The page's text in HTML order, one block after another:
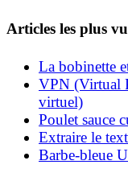
Articles les plus
La bobinette
VPN (Virtual
virtuel)
Poulet sauce
Extraire le
Barbe-bleue